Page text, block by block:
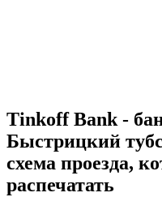
Tinkoff Bank -
Быстрицкий
схема проезда,
распечатать